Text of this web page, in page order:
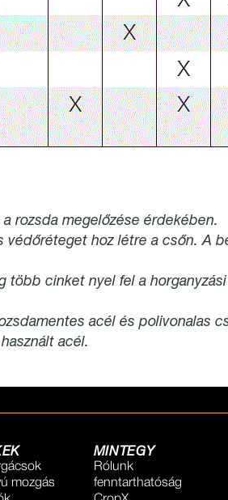
rozsda megelőzése érdekében.
hoz létre a csőn. A
cinket nyel fel a
acél és polivonalas
acél.
mozgás
MINTEGY
Rólunk
fenntarthatóság